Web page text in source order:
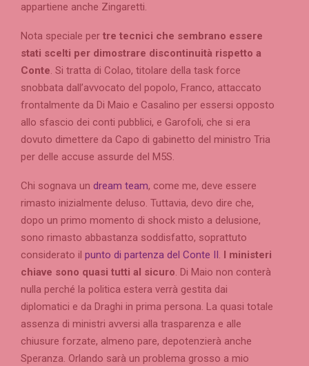
appartiene anche Zingaretti.
Nota speciale per tre tecnici che sembrano essere
stati scelti per dimostrare discontinuità rispetto a
Conte. Si tratta di Colao, titolare della task force
snobbata dall’avvocato del popolo, Franco, attaccato
frontalmente da Di Maio e Casalino per essersi opposto
allo sfascio dei conti pubblici, e Garofoli, che si era
dovuto dimettere da Capo di gabinetto del ministro Tria
per delle accuse assurde del M5S.
Chi sognava un dream team, come me, deve essere
rimasto inizialmente deluso. Tuttavia, devo dire che,
dopo un primo momento di shock misto a delusione,
sono rimasto abbastanza soddisfatto, soprattuto
considerato il punto di partenza del Conte II. I ministeri
chiave sono quasi tutti al sicuro. Di Maio non conterà
nulla perché la politica estera verrà gestita dai
diplomatici e da Draghi in prima persona. La quasi totale
assenza di ministri avversi alla trasparenza e alle
chiusure forzate, almeno pare, depotenzierà anche
Speranza. Orlando sarà un problema grosso a mio